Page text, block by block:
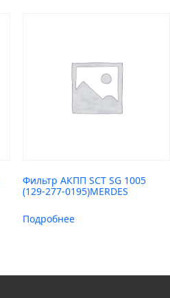
Фильтр АКПП SCT SG 1005
(129-277-0195)MERDES
Подробнее